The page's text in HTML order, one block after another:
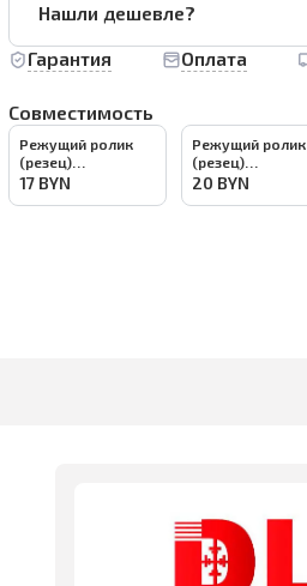
Нашли дешевле?
Гарантия Оплата
Совместимость
Режущий ролик
(резец)
плиткореза DLT 13
17 BYN
Режущий ролик
(резец)
плиткореза DLT
20 BYN